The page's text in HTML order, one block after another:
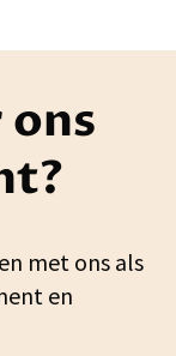
met ons als
en